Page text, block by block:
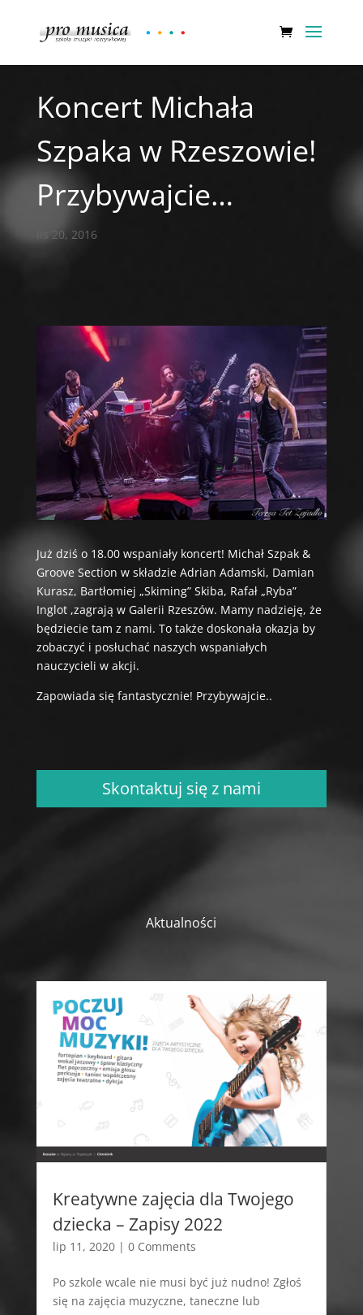
Koncert Michała
Szpaka w Rzeszowie!
Przybywajcie…
lis 20, 2016
Już dziś o 18.00 wspaniały koncert! Michał Szpak &
Groove Section w składzie Adrian Adamski, Damian
Kurasz, Bartłomiej „Skiming” Skiba, Rafał „Ryba”
Inglot ,zagrają w Galerii Rzeszów. Mamy nadzieję, że
będziecie tam z nami. To także doskonała okazja by
zobaczyć i posłuchać naszych wspaniałych
nauczycieli w akcji.
Zapowiada się fantastycznie! Przybywajcie..
Skontaktuj się z nami
Aktualności
Kreatywne zajęcia dla Twojego
dziecka – Zapisy 2022
lip 11, 2020| 0 Comments
Po szkole wcale nie musi być już nudno! Zgłoś
się na zajęcia muzyczne, taneczne lub